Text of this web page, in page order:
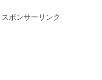
スポンサーリンク